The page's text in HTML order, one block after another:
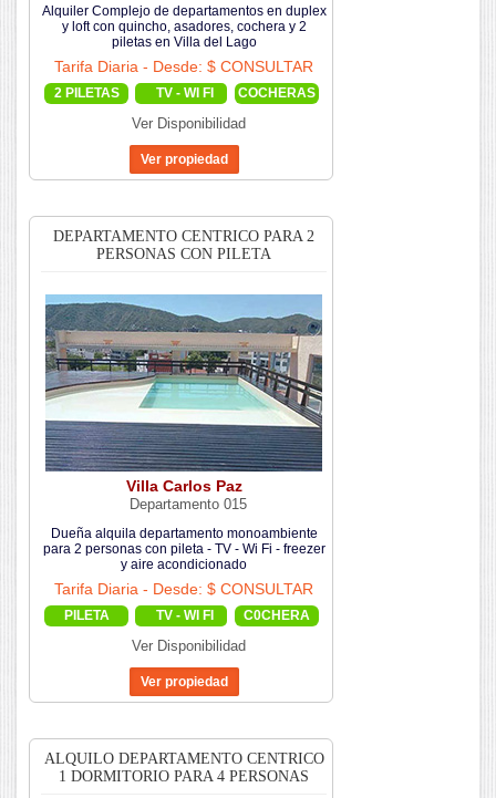
Alquiler Complejo de departamentos en duplex
y loft con quincho, asadores, cochera y 2
piletas en Villa del Lago
Tarifa Diaria - Desde: $ CONSULTAR
2 PILETAS TV - WI FI COCHERAS
Ver Disponibilidad
DEPARTAMENTO CENTRICO PARA 2
PERSONAS CON PILETA
Villa Carlos Paz
Departamento 015
Dueña alquila departamento monoambiente
para 2 personas con pileta - TV - Wi Fi - freezer
y aire acondicionado
Tarifa Diaria - Desde: $ CONSULTAR
PILETA TV - WI FI C0CHERA
Ver Disponibilidad
ALQUILO DEPARTAMENTO CENTRICO
1 DORMITORIO PARA 4 PERSONAS